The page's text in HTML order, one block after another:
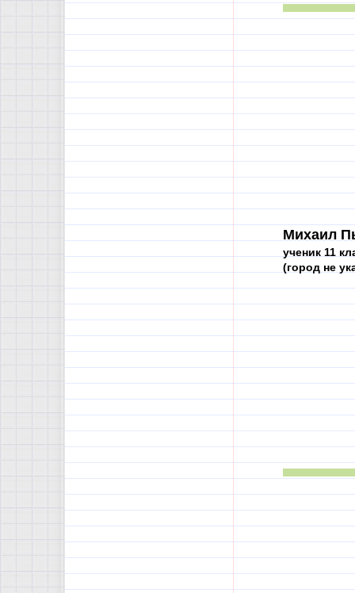
Михаил
ученик 11
(город не